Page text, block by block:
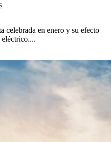
celebrada en enero y su efecto